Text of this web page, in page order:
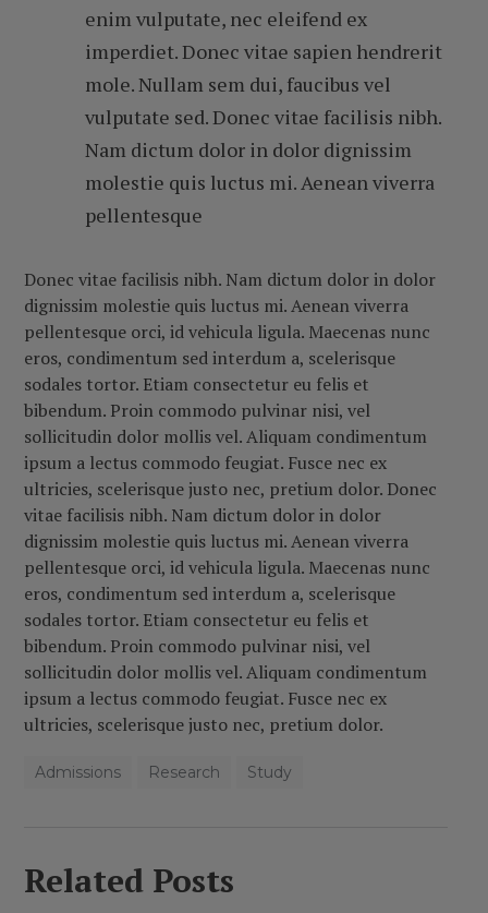
enim vulputate, nec eleifend ex
imperdiet. Donec vitae sapien hendrerit
mole. Nullam sem dui, faucibus vel
vulputate sed. Donec vitae facilisis nibh.
Nam dictum dolor in dolor dignissim
molestie quis luctus mi. Aenean viverra
pellentesque
Donec vitae facilisis nibh. Nam dictum dolor in dolor
dignissim molestie quis luctus mi. Aenean viverra
pellentesque orci, id vehicula ligula. Maecenas nunc
eros, condimentum sed interdum a, scelerisque
sodales tortor. Etiam consectetur eu felis et
bibendum. Proin commodo pulvinar nisi, vel
sollicitudin dolor mollis vel. Aliquam condimentum
ipsum a lectus commodo feugiat. Fusce nec ex
ultricies, scelerisque justo nec, pretium dolor. Donec
vitae facilisis nibh. Nam dictum dolor in dolor
dignissim molestie quis luctus mi. Aenean viverra
pellentesque orci, id vehicula ligula. Maecenas nunc
eros, condimentum sed interdum a, scelerisque
sodales tortor. Etiam consectetur eu felis et
bibendum. Proin commodo pulvinar nisi, vel
sollicitudin dolor mollis vel. Aliquam condimentum
ipsum a lectus commodo feugiat. Fusce nec ex
ultricies, scelerisque justo nec, pretium dolor.
Admissions Research Study
Related Posts